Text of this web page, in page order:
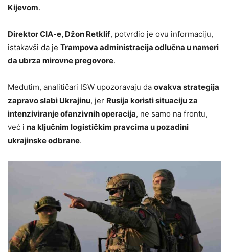
Kijevom.
Direktor CIA-e, Džon Retklif, potvrdio je ovu informaciju,
istakavši da je Trampova administracija odlučna u nameri
da ubrza mirovne pregovore.
Međutim, analitičari ISW upozoravaju da ovakva strategija
zapravo slabi Ukrajinu, jer Rusija koristi situaciju za
intenziviranje ofanzivnih operacija, ne samo na frontu,
već i na ključnim logističkim pravcima u pozadini
ukrajinske odbrane.